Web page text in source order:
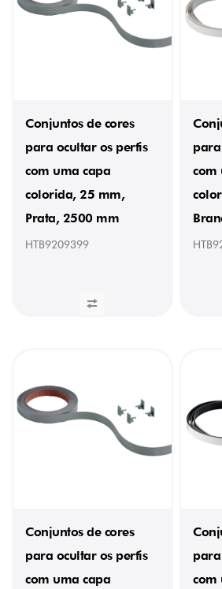
Conjuntos de cores
para ocultar os perfis
com uma capa
colorida, 25 mm,
Prata, 2500 mm
HTB9209399
com
Conjuntos de cores
para ocultar os perfis
com uma capa
com